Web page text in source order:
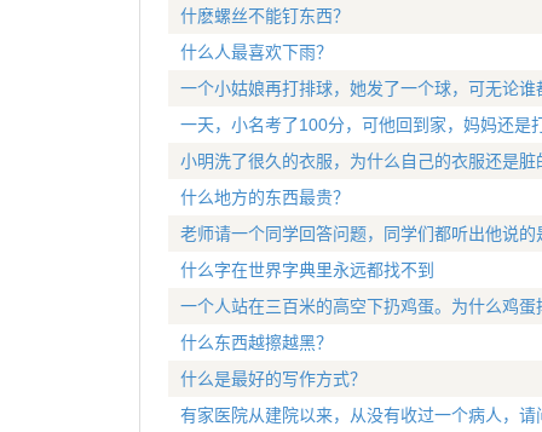
什麽螺丝不能钉东西？
什么人最喜欢下雨？
一个小姑娘再打排球，她发了一个球，可无论谁
一天，小名考了100分，可他回到家，妈妈还是
小明洗了很久的衣服，为什么自己的衣服还是脏
什么地方的东西最贵？
老师请一个同学回答问题，同学们都听出他说
什么字在世界字典里永远都找不到
一个人站在三百米的高空下扔鸡蛋。为什么鸡
什么东西越擦越黑？
什么是最好的写作方式？
有家医院从建院以来，从没有收过一个病人，请